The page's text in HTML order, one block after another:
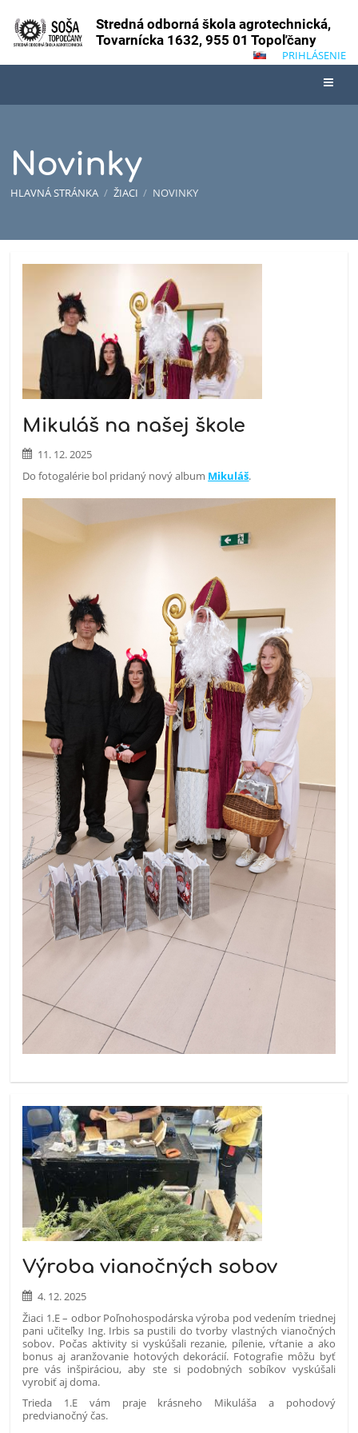
Stredná odborná škola agrotechnická,
Tovarnícka 1632, 955 01 Topoľčany
PRIHLÁSENIE
Novinky
HLAVNÁ STRÁNKA / ŽIACI / NOVINKY
Novinky
Mikuláš na našej škole
11. 12. 2025
Do fotogalérie bol pridaný nový album Mikuláš.
Výroba vianočných sobov
4. 12. 2025
Žiaci 1.E – odbor Poľnohospodárska výroba pod vedením triednej
pani učiteľky Ing. Irbis sa pustili do tvorby vlastných vianočných
sobov. Počas aktivity si vyskúšali rezanie, pílenie, vŕtanie a ako
bonus aj aranžovanie hotových dekorácií. Fotografie môžu byť
pre vás inšpiráciou, aby ste si podobných sobíkov vyskúšali
vyrobiť aj doma.
Trieda 1.E vám praje krásneho Mikuláša a pohodový
predvianočný čas.